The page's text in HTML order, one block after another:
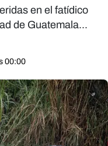
en el fatídico
de Guatemala...
00:00